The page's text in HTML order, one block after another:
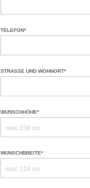
TELEFON*
STRASSE UND WOHNORT*
WUNSCHHÖHE*
WUNSCHBREITE*